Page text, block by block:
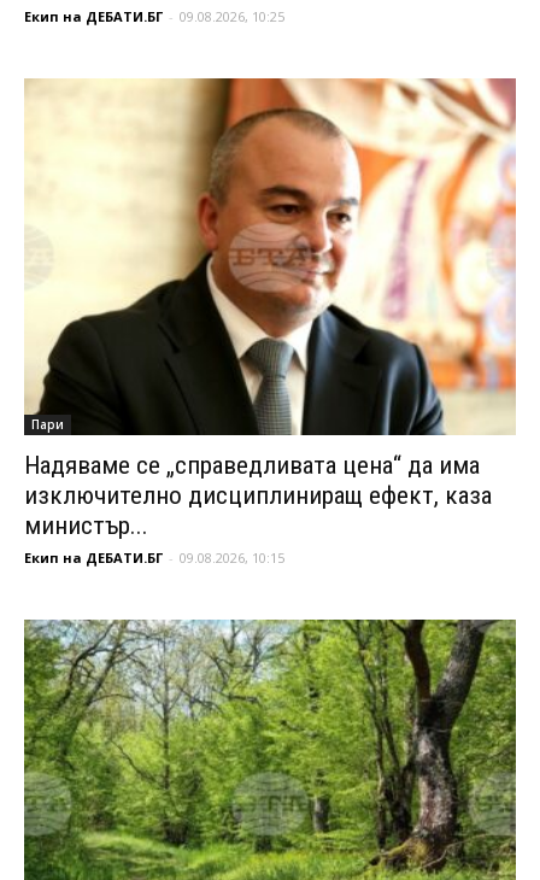
Екип на ДЕБАТИ.БГ - 09.08.2026, 10:25
Пари
Надяваме се „справедливата цена“ да има
изключително дисциплиниращ ефект, каза
министър...
Екип на ДЕБАТИ.БГ - 09.08.2026, 10:15